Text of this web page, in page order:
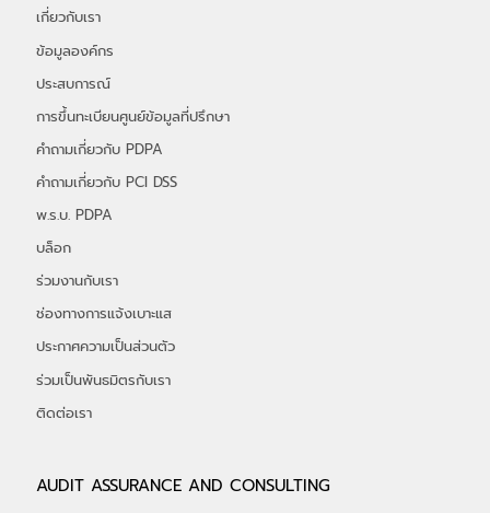
HELP AND SUPPORT
เกี่ยวกับเรา
ข้อมูลองค์กร
ประสบการณ์
การขึ้นทะเบียนศูนย์ข้อมูลที่ปรึกษา
คำถามเกี่ยวกับ PDPA
คำถามเกี่ยวกับ PCI DSS
พ.ร.บ. PDPA
บล็อก
ร่วมงานกับเรา
ช่องทางการแจ้งเบาะแส
ร่วมเป็นพันธมิตรกับเรา